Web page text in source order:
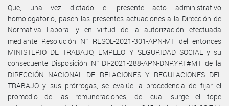
Que, una vez dictado el presente acto administrativo
homologatorio, pasen las presentes actuaciones a la Dirección de
Normativa Laboral y en virtud de la autorización efectuada
mediante Resolución N° RESOL-2021-301-APN-MT del entonces
MINISTERIO DE TRABAJO, EMPLEO Y SEGURIDAD SOCIAL y su
consecuente Disposición N° DI-2021-288-APN-DNRYRT#MT de la
DIRECCIÓN NACIONAL DE RELACIONES Y REGULACIONES DEL
TRABAJO y sus prórrogas, se evalúe la procedencia de fijar el
promedio de las remuneraciones, del cual surge el tope